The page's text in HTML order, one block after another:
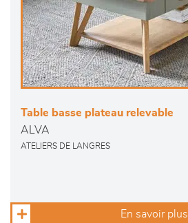
Table basse plateau relevable
ALVA
ATELIERS DE LANGRES
En savoir plus